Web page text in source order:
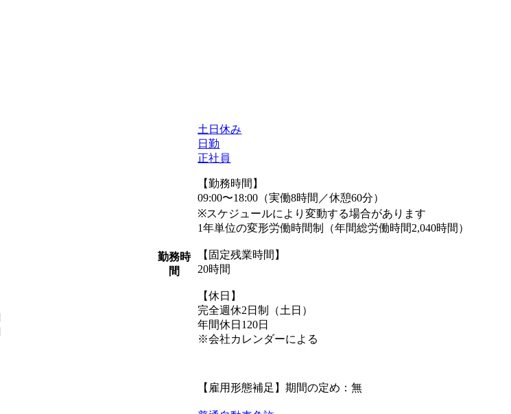
勤務時
間
土日休み
日勤
正社員
【勤務時間】
09:00〜18:00（実働8時間／休憩60分）
※スケジュールにより変動する場合があります
1年単位の変形労働時間制（年間総労働時間2,040時間）
【固定残業時間】
20時間
【休日】
完全週休2日制（土日）
年間休日120日
※会社カレンダーによる
【雇用形態補足】期間の定め：無